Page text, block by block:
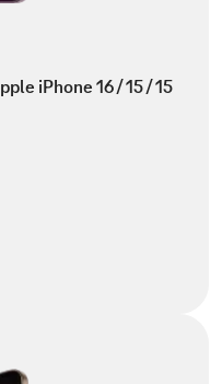
iPhone 16 / 15 / 15